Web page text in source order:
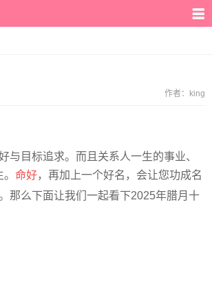
作者： king
目标追求。而且关系人一生的事业、
命好，再加上一个好名，会让您功成名
那么下面让我们一起看下2025年腊月十